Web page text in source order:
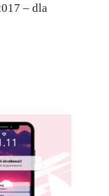
– dla